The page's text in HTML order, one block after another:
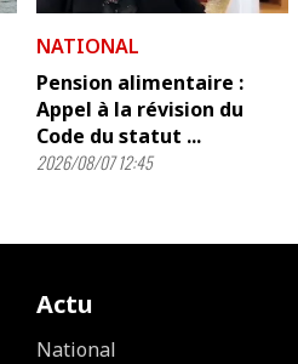
NATIONAL
Pension alimentaire :
Appel à la révision du
Code du statut ...
2026/08/07 12:45
Actu
National